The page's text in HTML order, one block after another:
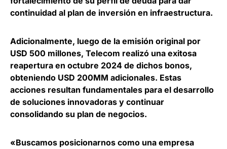
continuidad al plan de inversión en infraestructura.
Adicionalmente, luego de la emisión original por
USD 500 millones, Telecom realizó una exitosa
reapertura en octubre 2024 de dichos bonos,
obteniendo USD 200MM adicionales. Estas
acciones resultan fundamentales para el desarrollo
de soluciones innovadoras y continuar
consolidando su plan de negocios.
«Buscamos posicionarnos como una empresa